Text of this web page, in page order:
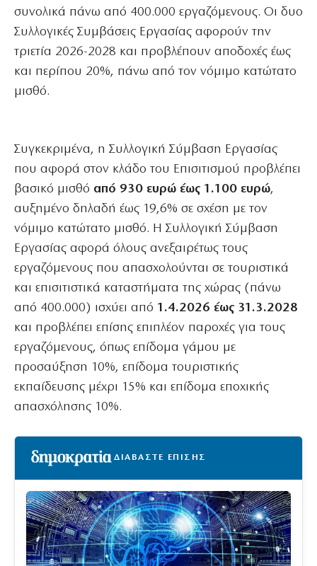
συνολικά πάνω από 400.000 εργαζόμενους. Οι δυο
Συλλογικές Συμβάσεις Εργασίας αφορούν την
τριετία 2026-2028 και προβλέπουν αποδοχές έως
και περίπου 20%, πάνω από τον νόμιμο κατώτατο
μισθό.
Συγκεκριμένα, η Συλλογική Σύμβαση Εργασίας
που αφορά στον κλάδο του Επισιτισμού προβλέπει
βασικό μισθό από 930 ευρώ έως 1.100 ευρώ,
αυξημένο δηλαδή έως 19,6% σε σχέση με τον
νόμιμο κατώτατο μισθό. Η Συλλογική Σύμβαση
Εργασίας αφορά όλους ανεξαιρέτως τους
εργαζόμενους που απασχολούνται σε τουριστικά
και επισιτιστικά καταστήματα της χώρας (πάνω
από 400.000) ισχύει από 1.4.2026 έως 31.3.2028
και προβλέπει επίσης επιπλέον παροχές για τους
εργαζόμενους, όπως επίδομα γάμου με
προσαύξηση 10%, επίδομα τουριστικής
εκπαίδευσης μέχρι 15% και επίδομα εποχικής
απασχόλησης 10%.
ΔΙΑΒΑΣΤΕ ΕΠΙΣΗΣ